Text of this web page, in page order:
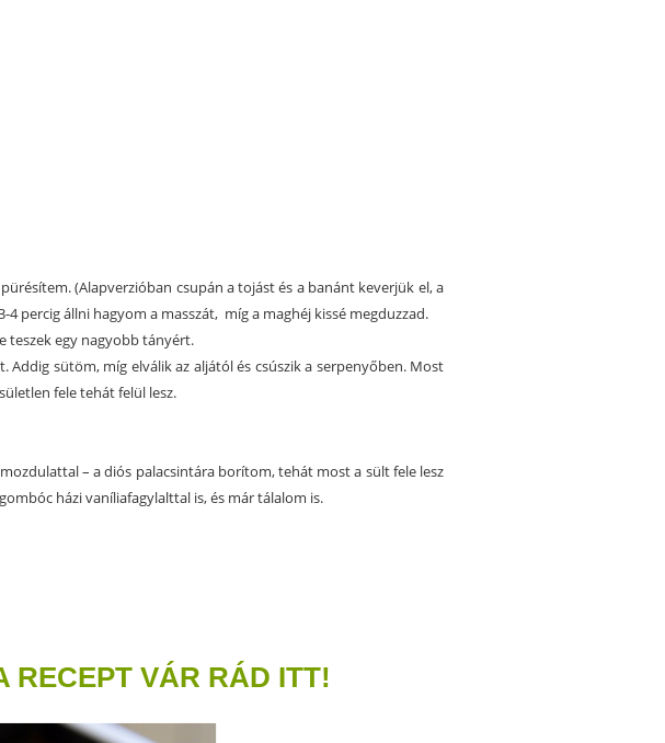
(Alapverzióban csupán a tojást és a banánt keverjük el, a
percig állni hagyom a masszát, míg a maghéj kissé megduzzad.
teszek egy nagyobb tányért.
Addig sütöm, míg elválik az aljától és csúszik a serpenyőben. Most
fele tehát felül lesz.
– a diós palacsintára borítom, tehát most a sült fele lesz
házi vaníliafagylalttal is, és már tálalom is.
RECEPT VÁR RÁD ITT!